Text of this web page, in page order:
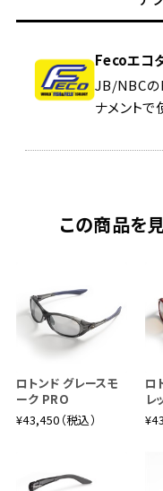
Fecoエコ
JB/NBCの
ナメントで
この商品を
ロトンド グレースモ
ーク PRO
¥43,450（税込）
ロ
レ